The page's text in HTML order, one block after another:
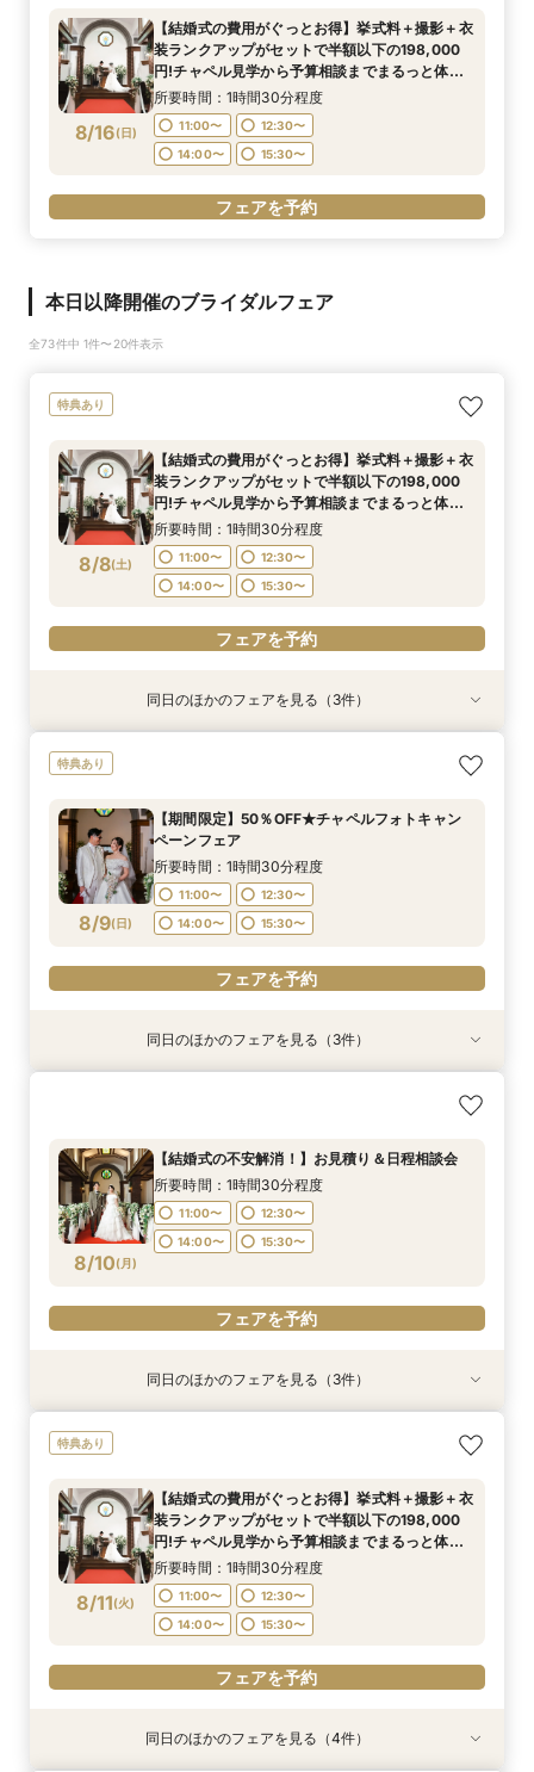
8/16(日)
【結婚式の費用がぐっとお得】挙式料＋撮影＋衣
装ランクアップがセットで半額以下の198,000
円!チャペル見学から予算相談までまるっと体験
BIGフェア
所要時間：1時間30分程度
11:00〜
12:30〜
14:00〜
15:30〜
フェアを予約
本日以降開催のブライダルフェア
全73件中 1件〜20件表示
特典あり
8/8(土)
【結婚式の費用がぐっとお得】挙式料＋撮影＋衣
装ランクアップがセットで半額以下の198,000
円!チャペル見学から予算相談までまるっと体験
BIGフェア
所要時間：1時間30分程度
11:00〜
12:30〜
14:00〜
15:30〜
フェアを予約
8/8(土)
【期間限定】50％OFF★チャペルフォトキャン
11:00〜
14:00〜
15:30〜
フェアを予約
8/8(土)
【挙式＋会食が5万円OFF！】費用を抑えて叶え
11:00〜
14:00〜
15:30〜
フェアを予約
8/8(土)
11:00〜
12:30〜
14:00〜
フェアを予約
同日のほかのフェアを見る（3件）
特典あり
8/9(日)
【期間限定】50％OFF★チャペルフォトキャン
ペーンフェア
所要時間：1時間30分程度
11:00〜
12:30〜
14:00〜
15:30〜
フェアを予約
8/9(日)
【挙式＋会食が5万円OFF！】費用を抑えて叶え
14:00〜
15:30〜
フェアを予約
8/9(日)
11:00〜
12:30〜
14:00〜
15:30〜
フェアを予約
8/9(日)
【結婚式の費用がぐっとお得】挙式料＋撮影＋衣
BIGフェア
所要時間：1時間30分程度
11:00〜
12:30〜
14:00〜
15:30〜
同日のほかのフェアを見る（3件）
8/10(月)
【結婚式の不安解消！】お見積り＆日程相談会
所要時間：1時間30分程度
11:00〜
12:30〜
14:00〜
15:30〜
フェアを予約
8/10(月)
【期間限定】50％OFF★チャペルフォトキャン
11:00〜
12:30〜
14:00〜
15:30〜
フェアを予約
8/10(月)
【挙式＋会食が5万円OFF！】費用を抑えて叶え
11:00〜
12:30〜
14:00〜
15:30〜
フェアを予約
8/10(月)
【結婚式の費用がぐっとお得】挙式料＋撮影＋衣
BIGフェア
所要時間：1時間30分程度
11:00〜
12:30〜
14:00〜
15:30〜
フェアを予約
同日のほかのフェアを見る（3件）
特典あり
8/11(火)
【結婚式の費用がぐっとお得】挙式料＋撮影＋衣
装ランクアップがセットで半額以下の198,000
円!チャペル見学から予算相談までまるっと体験
BIGフェア
所要時間：1時間30分程度
11:00〜
12:30〜
14:00〜
15:30〜
フェアを予約
同日のほかのフェアを見る（4件）